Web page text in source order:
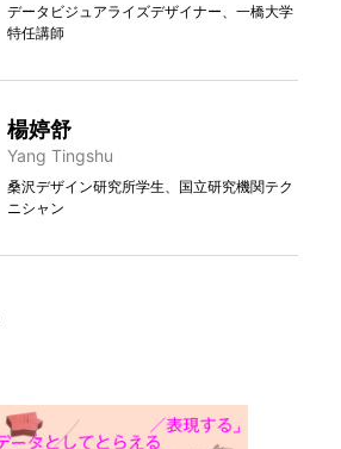
データビジュアライズデザイナー、一橋大学
特任講師
楊婷舒
Yang Tingshu
桑沢デザイン研究所学生、国立研究機関テク
ニシャン